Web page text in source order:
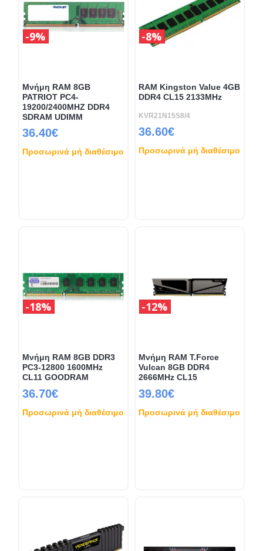
Μνήμη RAM 8GB
PATRIOT PC4-
19200/2400MHZ DDR4
SDRAM UDIMM
36.40€
9%
Προσωρινά μή διαθέσιμο
RAM Kingston Value 4GB
DDR4 CL15 2133MHz
KVR21N15S8/4
36.60€
8%
Προσωρινά μή διαθέσιμο
Μνήμη RAM 8GB DDR3
PC3-12800 1600MHz
CL11 GOODRAM
36.70€
18%
Προσωρινά μή διαθέσιμο
Μνήμη RAM T.Force
Vulcan 8GB DDR4
2666MHz CL15
39.80€
12%
Προσωρινά μή διαθέσιμο